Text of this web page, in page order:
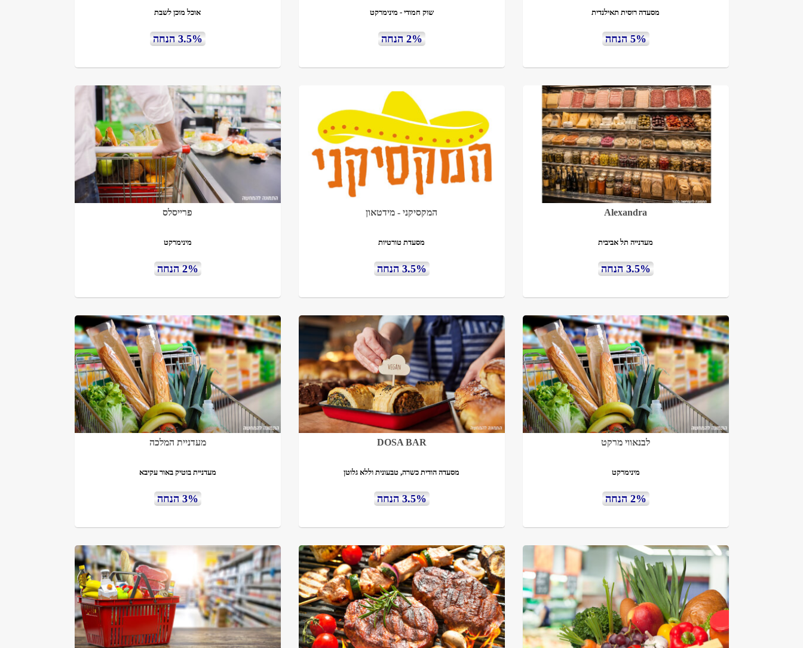
מסעדה רוסית תאילנדית
5% הנחה
שוק חמודי - מינימרקט
2% הנחה
אוכל מוכן לשבת
3.5% הנחה
Alexandra
מעדנייה תל אביבית
3.5% הנחה
המקסיקני - מידטאון
מסעדת טורטיות
3.5% הנחה
פרייסלס
מינימרקט
2% הנחה
לבנאווי מרקט
מינימרקט
2% הנחה
DOSA BAR
מסעדה הודית כשרה, טבעונית וללא גלוטן
3.5% הנחה
מעדניית המלכה
מעדניית בוטיק באור עקיבא
3% הנחה